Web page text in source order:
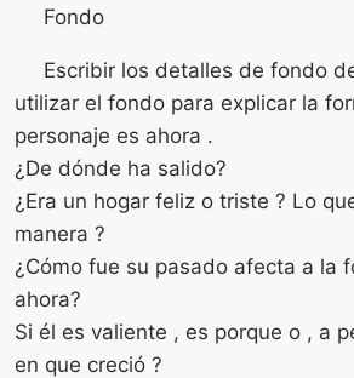
Fondo
Escribir los detalles de fondo
utilizar el fondo para explicar la
personaje es ahora .
¿De dónde ha salido?
¿Era un hogar feliz o triste ? Lo
manera ?
¿Cómo fue su pasado afecta a la
ahora?
Si él es valiente , es porque o , a
en que creció ?